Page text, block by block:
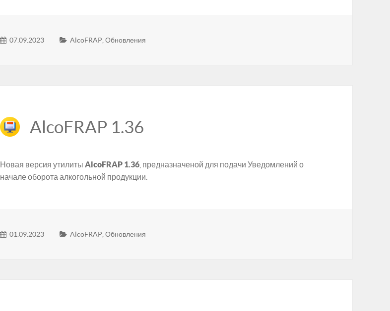
07.09.2023 AlcoFRAP Обновления
AlcoFRAP 1.36
Новая версия утилитыAlcoFRAP 1.36 , предназначеной для подачи Уведомлений о
начале оборота алкогольной продукции.
01.09.2023 AlcoFRAP Обновления